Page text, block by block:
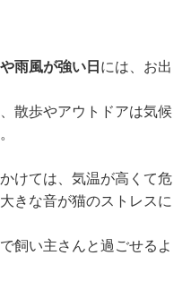
雨風が強い日 には、お出
散歩やアウトドアは気候
けては、気温が高くて危
きな音が猫のストレスに
飼い主さんと過ごせるよ